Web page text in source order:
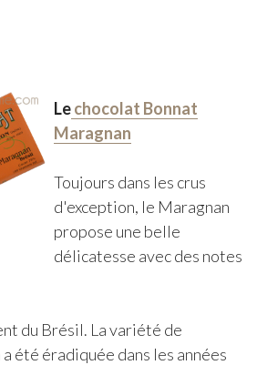
Lechocolat Bonnat
Maragnan
Toujours dans les crus
d'exception, le Maragnan
propose une belle
délicatesse avec des notes
du Brésil. La variété de
été éradiquée dans les années